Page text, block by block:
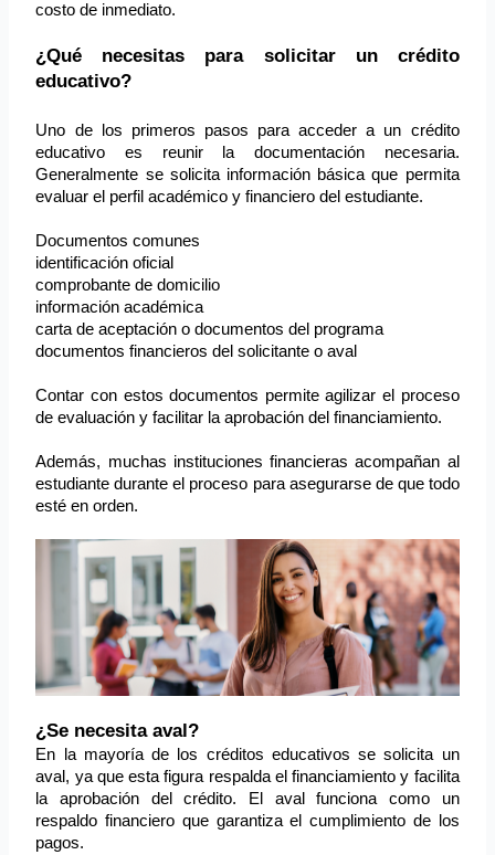
costo de inmediato.
¿Qué necesitas para solicitar un crédito
educativo?
Uno de los primeros pasos para acceder a un crédito
educativo es reunir la documentación necesaria.
Generalmente se solicita información básica que permita
evaluar el perfil académico y financiero del estudiante.
Documentos comunes
identificación oficial
comprobante de domicilio
información académica
carta de aceptación o documentos del programa
documentos financieros del solicitante o aval
Contar con estos documentos permite agilizar el proceso
de evaluación y facilitar la aprobación del financiamiento.
Además, muchas instituciones financieras acompañan al
estudiante durante el proceso para asegurarse de que todo
esté en orden.
¿Se necesita aval?
En la mayoría de los créditos educativos se solicita un
aval, ya que esta figura respalda el financiamiento y facilita
la aprobación del crédito. El aval funciona como un
respaldo financiero que garantiza el cumplimiento de los
pagos.